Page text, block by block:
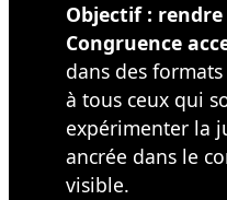
Objectif : rendre
Congruence
dans des
à tous ceux qui
expérimenter la
ancrée dans le
visible.